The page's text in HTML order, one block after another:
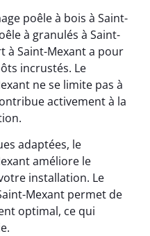
poêle à bois à Saint-
à granulés à Saint-
à Saint-Mexant a pour
incrustés. Le
ne se limite pas à
activement à la
adaptées, le
améliore le
installation. Le
Mexant permet de
optimal, ce qui